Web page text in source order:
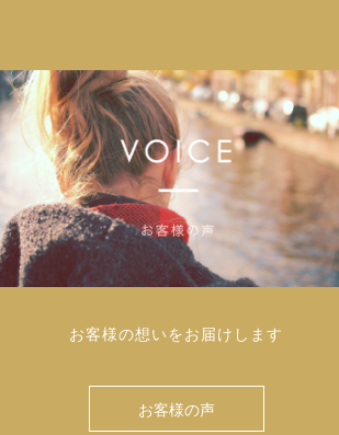
お客様の想いをお届けします
お客様の声